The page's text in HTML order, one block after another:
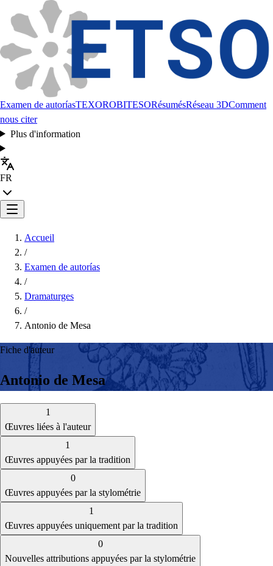
Examen de autoríasTEXOROBITESORésumésRéseau 3DComment
nous citer
Plus d'information
FR
Accueil
/
Examen de autorías
/
Dramaturges
/
Antonio de Mesa
Fiche d'auteur
Antonio de Mesa
1
Œuvres liées à l'auteur
1
Œuvres appuyées par la tradition
0
Œuvres appuyées par la stylométrie
1
Œuvres appuyées uniquement par la tradition
0
Nouvelles attributions appuyées par la stylométrie